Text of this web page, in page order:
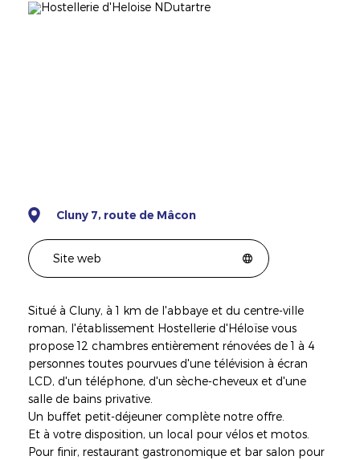
Cluny 7, route de Mâcon
Site web
Situé à Cluny, à 1 km de l'abbaye et du centre-ville
roman, l'établissement Hostellerie d'Héloïse vous
propose 12 chambres entièrement rénovées de 1 à 4
personnes toutes pourvues d'une télévision à écran
LCD, d'un téléphone, d'un sèche-cheveux et d'une
salle de bains privative.
Un buffet petit-déjeuner complète notre offre.
Et à votre disposition, un local pour vélos et motos.
Pour finir, restaurant gastronomique et bar salon pour